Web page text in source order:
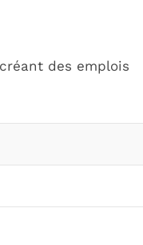
des emplois